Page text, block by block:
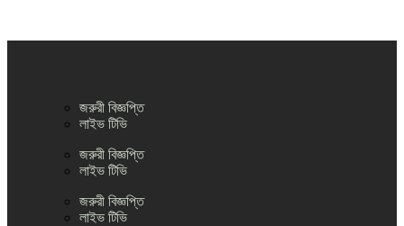
জরুরী বিজ্ঞপ্তি
লাইভ টিভি
জরুরী বিজ্ঞপ্তি
লাইভ টিভি
জরুরী বিজ্ঞপ্তি
লাইভ টিভি